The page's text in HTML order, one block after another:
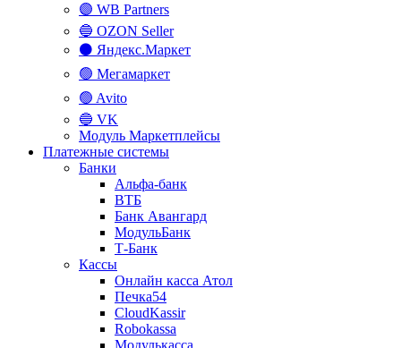
🟣 WB Partners
🔵 OZON Seller
⚫ Яндекс.Маркет
🟢 Мегамаркет
🟢 Avito
🔵 VK
Модуль Маркетплейсы
Платежные системы
Банки
Альфа-банк
ВТБ
Банк Авангард
МодульБанк
Т-Банк
Кассы
Онлайн касса Атол
Печка54
CloudKassir
Robokassa